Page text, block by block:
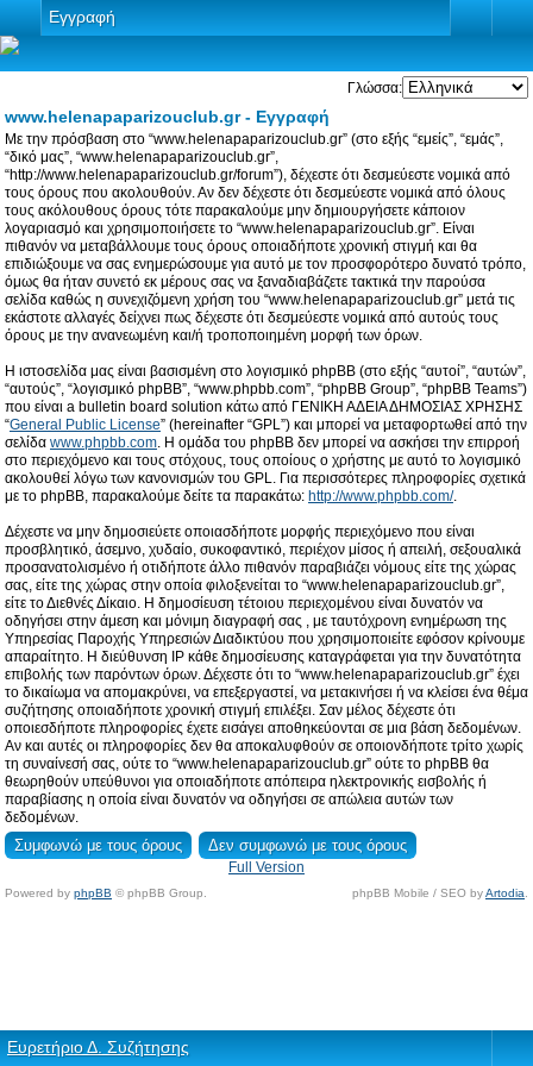
Εγγραφή
Γλώσσα:
www.helenapaparizouclub.gr - Εγγραφή
Με την πρόσβαση στο “www.helenapaparizouclub.gr” (στο εξής “εμείς”, “εμάς”,
“δικό μας”, “www.helenapaparizouclub.gr”,
“http://www.helenapaparizouclub.gr/forum”), δέχεστε ότι δεσμεύεστε νομικά από
τους όρους που ακολουθούν. Αν δεν δέχεστε ότι δεσμεύεστε νομικά από όλους
τους ακόλουθους όρους τότε παρακαλούμε μην δημιουργήσετε κάποιον
λογαριασμό και χρησιμοποιήσετε το “www.helenapaparizouclub.gr”. Είναι
πιθανόν να μεταβάλλουμε τους όρους οποιαδήποτε χρονική στιγμή και θα
επιδιώξουμε να σας ενημερώσουμε για αυτό με τον προσφορότερο δυνατό τρόπο,
όμως θα ήταν συνετό εκ μέρους σας να ξαναδιαβάζετε τακτικά την παρούσα
σελίδα καθώς η συνεχιζόμενη χρήση του “www.helenapaparizouclub.gr” μετά τις
εκάστοτε αλλαγές δείχνει πως δέχεστε ότι δεσμεύεστε νομικά από αυτούς τους
όρους με την ανανεωμένη και/ή τροποποιημένη μορφή των όρων.
Η ιστοσελίδα μας είναι βασισμένη στο λογισμικό phpBB (στο εξής “αυτοί”, “αυτών”,
“αυτούς”, “λογισμικό phpBB”, “www.phpbb.com”, “phpBB Group”, “phpBB Teams”)
που είναι a bulletin board solution κάτω από ΓΕΝΙΚΗ ΑΔΕΙΑ ΔΗΜΟΣΙΑΣ ΧΡΗΣΗΣ
“General Public License” (hereinafter “GPL”) και μπορεί να μεταφορτωθεί από την
σελίδα www.phpbb.com. Η ομάδα του phpBB δεν μπορεί να ασκήσει την επιρροή
στο περιεχόμενο και τους στόχους, τους οποίους ο χρήστης με αυτό το λογισμικό
ακολουθεί λόγω των κανονισμών του GPL. Για περισσότερες πληροφορίες σχετικά
με το phpBB, παρακαλούμε δείτε τα παρακάτω: http://www.phpbb.com/.
Δέχεστε να μην δημοσιεύετε οποιασδήποτε μορφής περιεχόμενο που είναι
προσβλητικό, άσεμνο, χυδαίο, συκοφαντικό, περιέχον μίσος ή απειλή, σεξουαλικά
προσανατολισμένο ή οτιδήποτε άλλο πιθανόν παραβιάζει νόμους είτε της χώρας
σας, είτε της χώρας στην οποία φιλοξενείται το “www.helenapaparizouclub.gr”,
είτε το Διεθνές Δίκαιο. Η δημοσίευση τέτοιου περιεχομένου είναι δυνατόν να
οδηγήσει στην άμεση και μόνιμη διαγραφή σας , με ταυτόχρονη ενημέρωση της
Υπηρεσίας Παροχής Υπηρεσιών Διαδικτύου που χρησιμοποιείτε εφόσον κρίνουμε
απαραίτητο. Η διεύθυνση IP κάθε δημοσίευσης καταγράφεται για την δυνατότητα
επιβολής των παρόντων όρων. Δέχεστε ότι το “www.helenapaparizouclub.gr” έχει
το δικαίωμα να απομακρύνει, να επεξεργαστεί, να μετακινήσει ή να κλείσει ένα θέμα
συζήτησης οποιαδήποτε χρονική στιγμή επιλέξει. Σαν μέλος δέχεστε ότι
οποιεσδήποτε πληροφορίες έχετε εισάγει αποθηκεύονται σε μια βάση δεδομένων.
Αν και αυτές οι πληροφορίες δεν θα αποκαλυφθούν σε οποιονδήποτε τρίτο χωρίς
τη συναίνεσή σας, ούτε το “www.helenapaparizouclub.gr” ούτε το phpBB θα
θεωρηθούν υπεύθυνοι για οποιαδήποτε απόπειρα ηλεκτρονικής εισβολής ή
παραβίασης η οποία είναι δυνατόν να οδηγήσει σε απώλεια αυτών των
δεδομένων.
Full Version
Powered by phpBB © phpBB Group. phpBB Mobile / SEO byArtodia
Ευρετήριο Δ. Συζήτησης